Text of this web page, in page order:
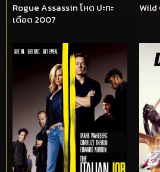
Rogue Assassin โหด ปะทะ
เดือด 2007
Wild